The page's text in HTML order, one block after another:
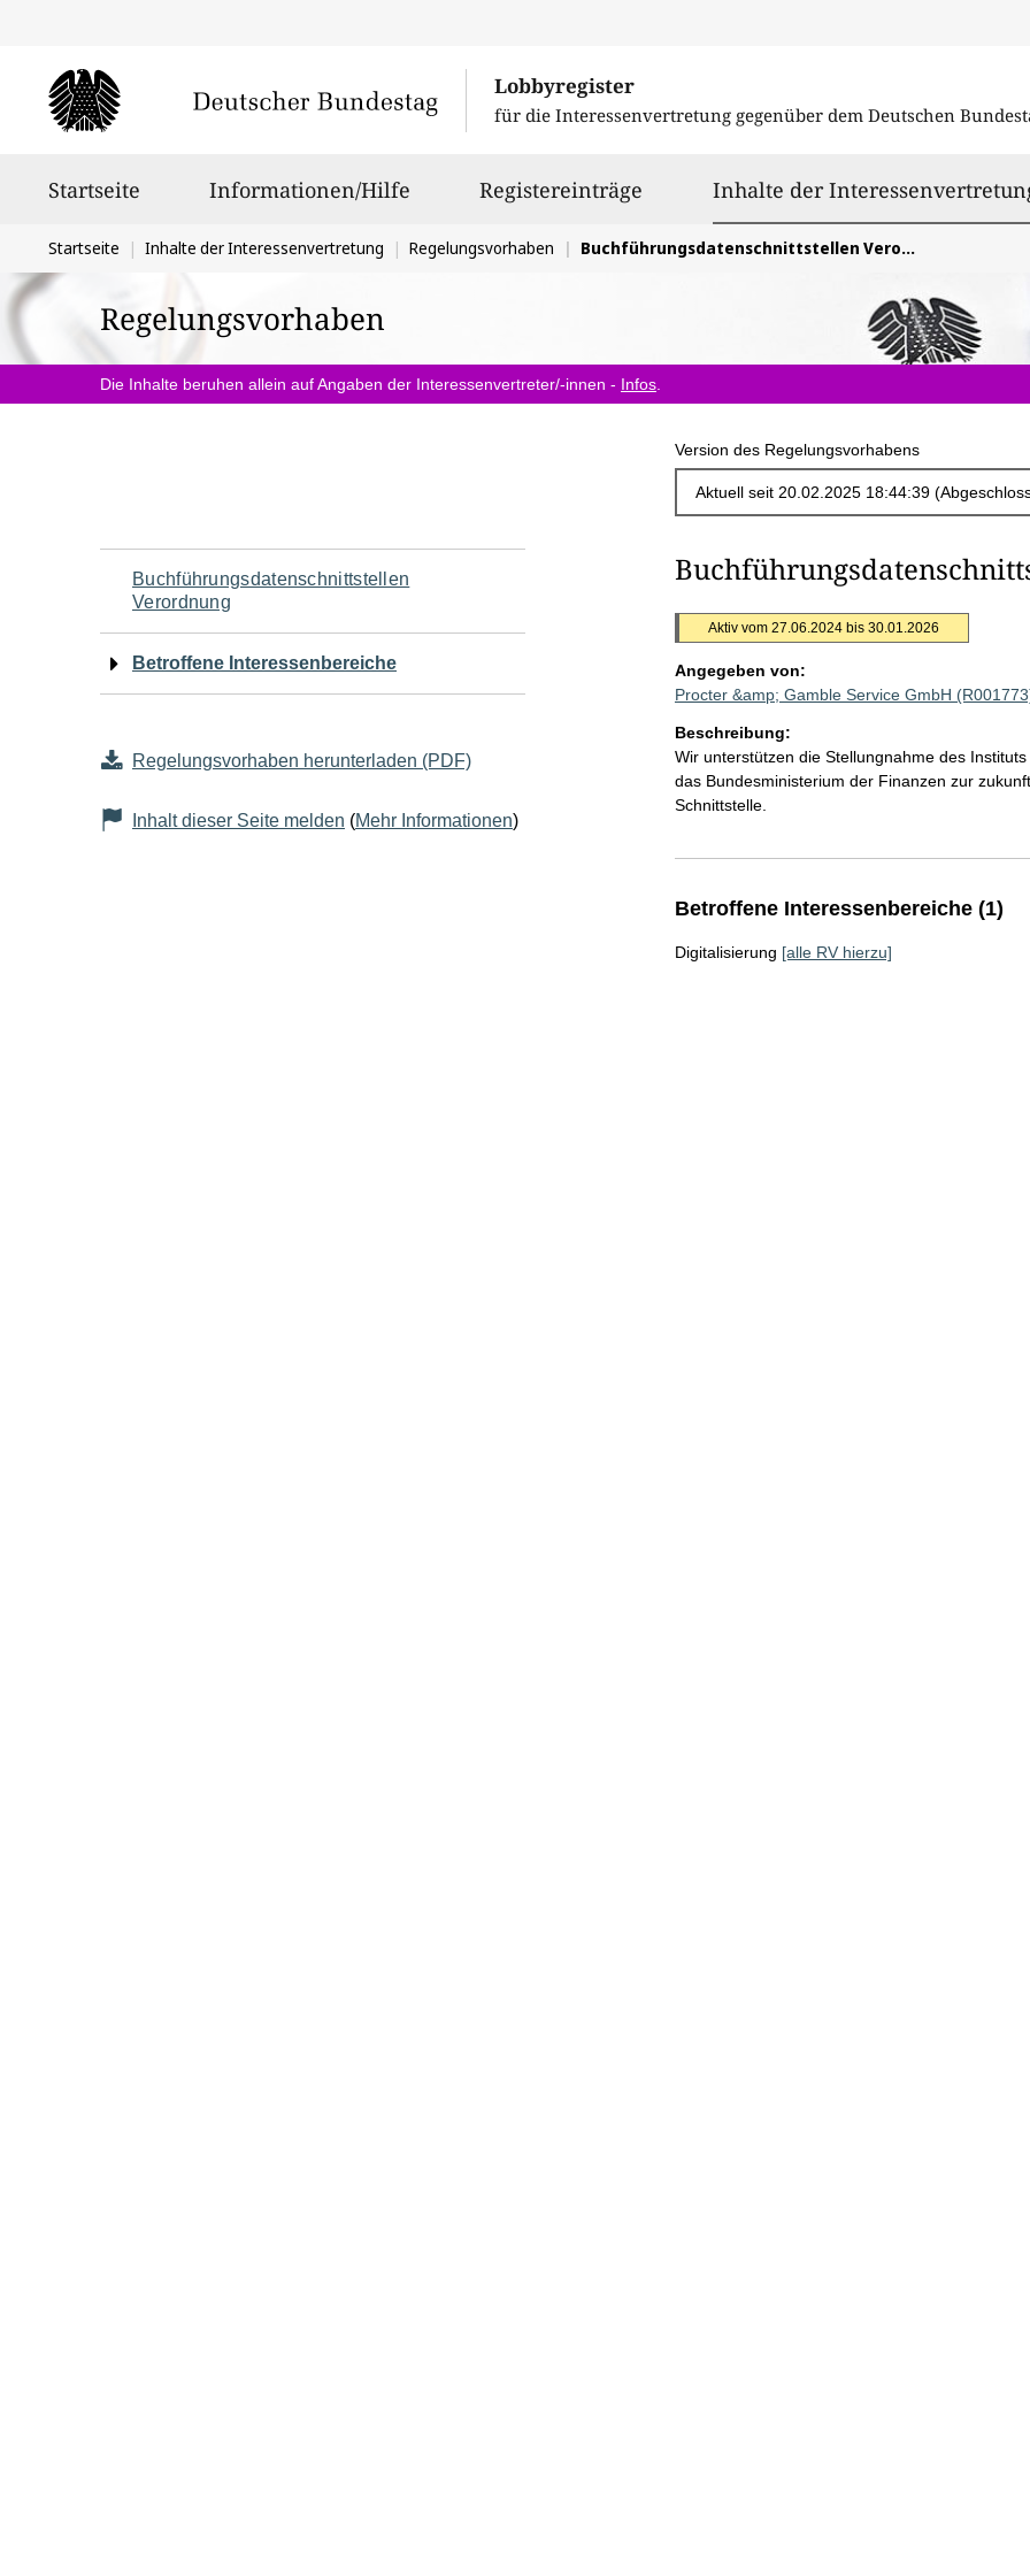
Lobbyregister
für die Interessenvertretung gegenüber dem Deutschen
Startseite Informationen/Hilfe Registereinträge Inhalte der
Sie
befinden
sich
hier:
Startseite Inhalte der Interessenvertretung Regelungsvorhaben Buchführungsdatenschnittstellen Verordnung
Regelungsvorhaben
Die Inhalte beruhen allein auf Angaben der Interessenvertreter/-innen - Infos
Version des Regelungsvorhabens
Navigation
für
den
Seiteninhalt
Buchführungsdatenschnittstellen
Verordnung
Betroffene Interessenbereiche
Regelungsvorhaben herunterladen (PDF)
Inhalt dieser Seite melden (Mehr Informationen)
Aktiv vom 27.06.2024 bis 30.01.2026
Angegeben von:
Procter &amp; Gamble Service GmbH
Beschreibung:
Wir unterstützen die Stellungnahme des
das Bundesministerium der Finanzen zur
Schnittstelle.
Betroffene Interessenbereiche (1)
Digitalisierung [alle RV hierzu]